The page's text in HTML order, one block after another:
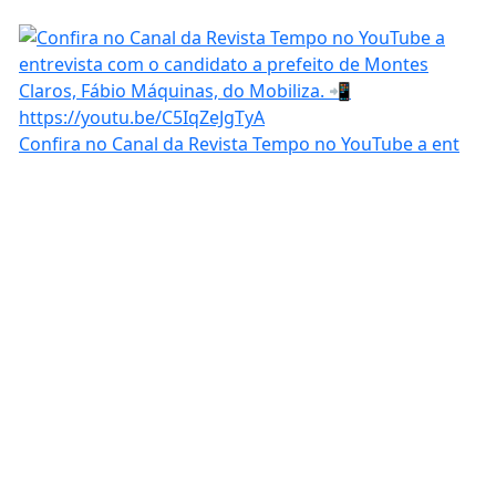
Confira no Canal da Revista Tempo no YouTube a ent